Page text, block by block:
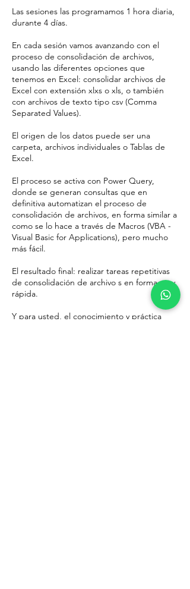
Las sesiones las programamos 1 hora diaria,
durante 4 días.
En cada sesión vamos avanzando con el
proceso de consolidación de archivos,
usando las diferentes opciones que
tenemos en Excel: consolidar archivos de
Excel con extensión xlxs o xls, o también
con archivos de texto tipo csv (Comma
Separated Values).
El origen de los datos puede ser una
carpeta, archivos individuales o Tablas de
Excel.
El proceso se activa con Power Query,
donde se generan consultas que en
definitiva automatizan el proceso de
consolidación de archivos, en forma similar a
como se lo hace a través de Macros (VBA -
Visual Basic for Applications), pero mucho
más fácil.
El resultado final: realizar tareas repetitivas
de consolidación de archivo s en forma muy
rápida.
Y para usted, el conocimiento y práctica